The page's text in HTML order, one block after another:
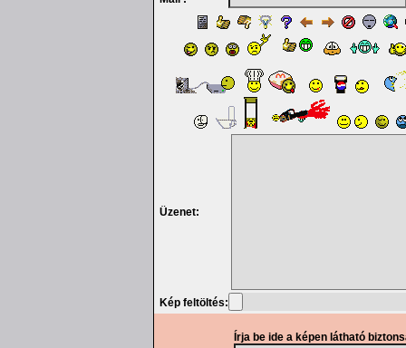
Üzenet:
Kép feltöltés:
Írja be ide a képen látható